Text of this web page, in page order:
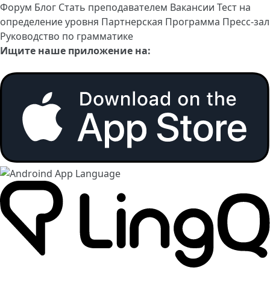
Форум Блог Стать преподавателем Вакансии Тест на
определение уровня Партнерская Программа Пресс-зал
Руководство по грамматике
Ищите наше приложение на: